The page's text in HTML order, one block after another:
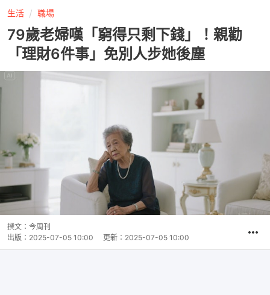
生活 職場
79歲老婦嘆「窮得只剩下錢」！親勸
「理財6件事」免別人步她後塵
撰文： 今周刊
出版： 2025-07-05 10:00 更新： 2025-07-05 10:00